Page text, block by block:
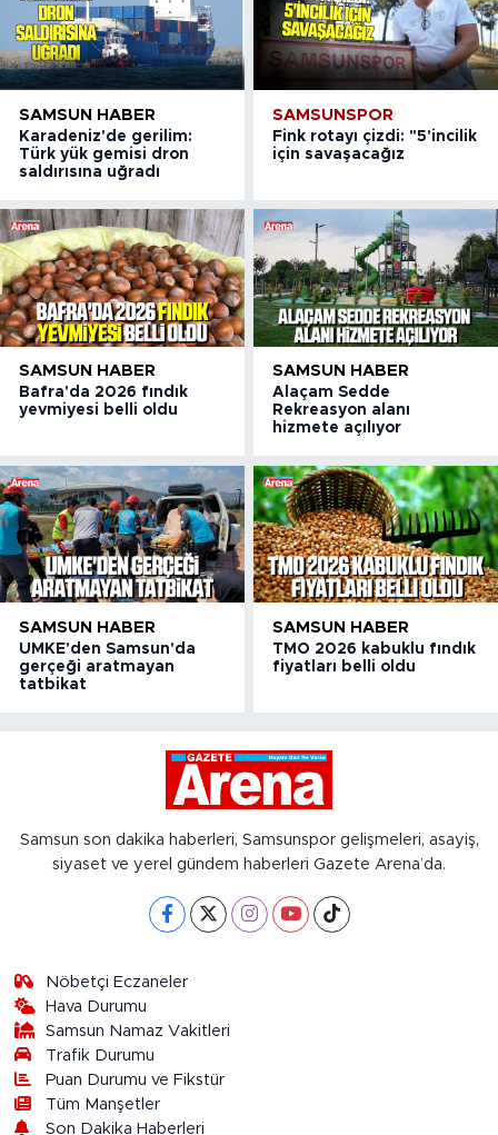
SAMSUN HABER
Karadeniz'de gerilim:
Türk yük gemisi dron
saldırısına uğradı
SAMSUNSPOR
Fink rotayı çizdi: "5'incilik
için savaşacağız
SAMSUN HABER
Bafra'da 2026 fındık
yevmiyesi belli oldu
SAMSUN HABER
Alaçam Sedde
Rekreasyon alanı
hizmete açılıyor
SAMSUN HABER
UMKE'den Samsun'da
gerçeği aratmayan
tatbikat
SAMSUN HABER
TMO 2026 kabuklu fındık
fiyatları belli oldu
Samsun son dakika haberleri, Samsunspor gelişmeleri, asayiş,
siyaset ve yerel gündem haberleri Gazete Arena’da.
Nöbetçi Eczaneler
Hava Durumu
Samsun Namaz Vakitleri
Trafik Durumu
Puan Durumu ve Fikstür
Tüm Manşetler
Son Dakika Haberleri